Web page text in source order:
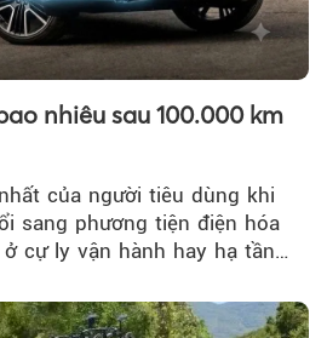
nhiêu sau 100.000 km
của người tiêu dùng khi
sang phương tiện điện hóa
cự ly vận hành hay hạ tầng